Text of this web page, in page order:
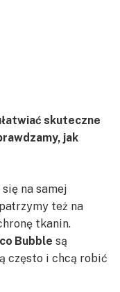
skuteczne
jak
na samej
też na
tkanin.
Bubble są
często i chcą robić